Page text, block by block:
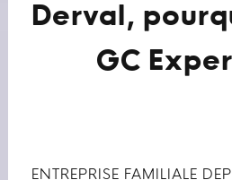
Derval,
GC
ENTREPRISE FAMILIALE